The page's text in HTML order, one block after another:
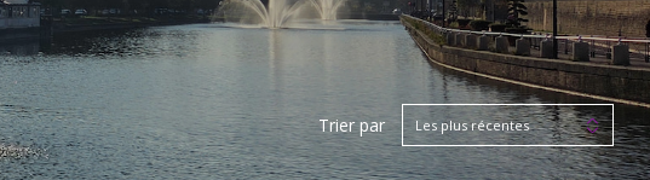
Trier par Les plus récentes